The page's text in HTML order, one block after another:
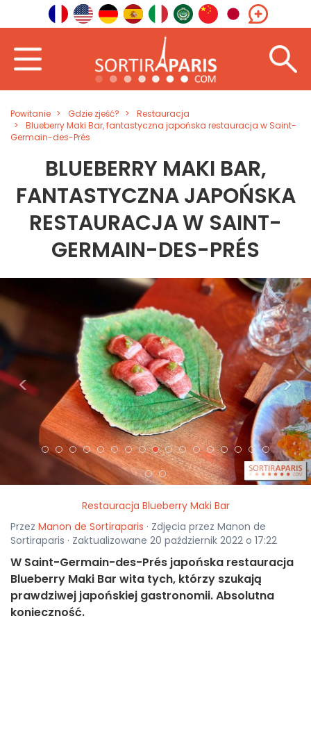
Powitanie Gdzie zjeść?
Restauracja
Blueberry Maki Bar, fantastyczna japońska restauracja w Saint-
Germain-des-Prés
BLUEBERRY MAKI BAR,
FANTASTYCZNA JAPOŃSKA
RESTAURACJA W SAINT-
GERMAIN-DES-PRÉS
< >
Restauracja Blueberry Maki Bar
Przez Manon de Sortiraparis · Zdjęcia przez Manon de
Sortiraparis · Zaktualizowane 20 październik 2022 o 17:22
W Saint-Germain-des-Prés japońska restauracja
Blueberry Maki Bar wita tych, którzy szukają
prawdziwej japońskiej gastronomii. Absolutna
konieczność.